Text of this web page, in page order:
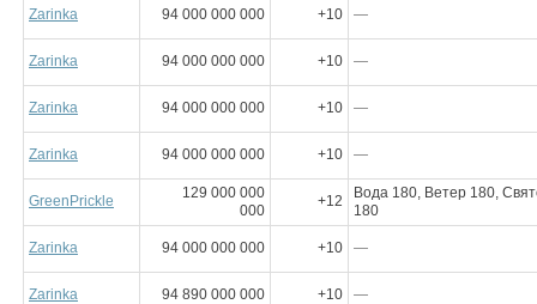
Zarinka 94 000 000 000 +10 —
Zarinka 94 000 000 000 +10 —
Zarinka 94 000 000 000 +10 —
Zarinka 94 000 000 000 +10 —
GreenPrickle
129 000 000
000
+12
Вода 180, Ветер 180,
180
Zarinka 94 000 000 000 +10 —
Zarinka 94 890 000 000 +10 —